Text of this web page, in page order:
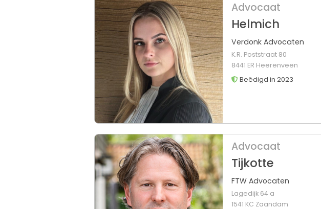
Advocaat
Helmich
Verdonk Advocaten
K.R. Poststraat 80
8441 ER Heerenveen
Beëdigd in 2023
Advocaat
Tijkotte
FTW Advocaten
Lagedijk 64 a
1541 KC Zaandam